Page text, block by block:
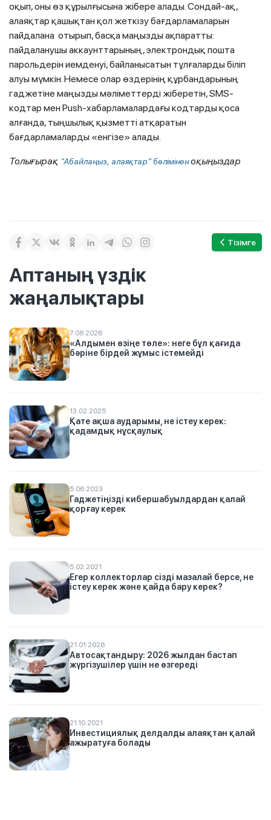
оқып, оны өз құрылғысына жібере алады. Сондай-ақ,
алаяқтар қашықтан қол жеткізу бағдарламаларын
пайдалана отырып, басқа маңызды ақпаратты:
пайдаланушы аккаунттарының, электрондық пошта
парольдерін иемденуі, байланысатын тұлғаларды біліп
алуы мүмкін. Немесе олар өздерінің құрбандарының
гаджетіне маңызды мәліметтерді жіберетін, SMS-
кодтар мен Push-хабарламалардағы кодтарды қоса
алғанда, тыңшылық қызметті атқаратын
бағдарламаларды «енгізе» алады.
Толығырақ "Абайлаңыз, алаяқтар" бөліміненоқыңыздар
Тізімге
Аптаның үздік
жаңалықтары
7.08.2026
«Алдымен өзіңе төле»: неге бұл қағида
бәріне бірдей жұмыс істемейді
13.02.2025
Қате ақша аударымы, не істеу керек:
қадамдық нұсқаулық
5.06.2023
Гаджетіңізді кибершабуылдардан қалай
қорғау керек
5.02.2021
Егер коллекторлар сізді мазалай берсе, не
істеу керек және қайда бару керек?
21.01.2026
Автосақтандыру: 2026 жылдан бастап
жүргізушілер үшін не өзгереді
21.10.2021
Инвестициялық делдалды алаяқтан қалай
ажыратуға болады